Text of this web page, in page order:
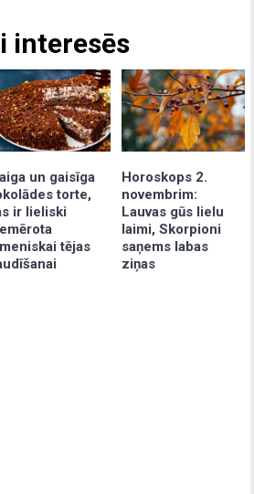
interesēs
un gaisīga
torte,
ir lieliski
tējas
Horoskops 2.
novembrim:
Lauvas gūs lielu
laimi, Skorpioni
saņems labas
ziņas